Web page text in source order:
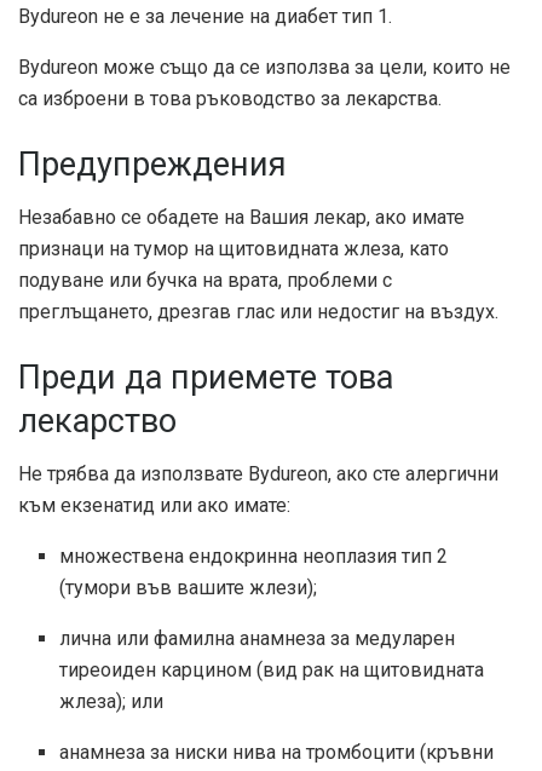
Bydureon не е за лечение на диабет тип 1.
Bydureon може също да се използва за цели, които не
са изброени в това ръководство за лекарства.
Предупреждения
Незабавно се обадете на Вашия лекар, ако имате
признаци на тумор на щитовидната жлеза, като
подуване или бучка на врата, проблеми с
преглъщането, дрезгав глас или недостиг на въздух.
Преди да приемете това
лекарство
Не трябва да използвате Bydureon, ако сте алергични
към екзенатид или ако имате:
множествена ендокринна неоплазия тип 2
(тумори във вашите жлези);
лична или фамилна анамнеза за медуларен
тиреоиден карцином (вид рак на щитовидната
жлеза); или
анамнеза за ниски нива на тромбоцити (кръвни